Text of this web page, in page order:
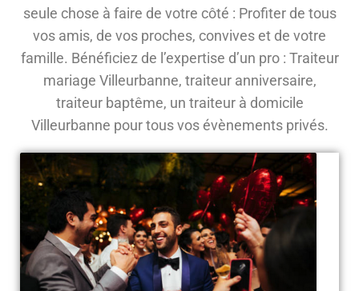
seule chose à faire de votre côté : Profiter de tous
vos amis, de vos proches, convives et de votre
famille. Bénéficiez de l’expertise d’un pro : Traiteur
mariage Villeurbanne, traiteur anniversaire,
traiteur baptême, un traiteur à domicile
Villeurbanne pour tous vos évènements privés.